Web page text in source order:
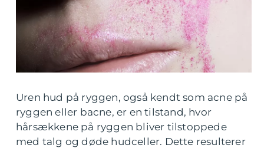
Uren hud på ryggen, også kendt som acne på
ryggen eller bacne, er en tilstand, hvor
hårsækkene på ryggen bliver tilstoppede
med talg og døde hudceller. Dette resulterer